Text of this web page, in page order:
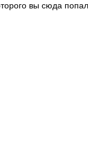
вы сюда